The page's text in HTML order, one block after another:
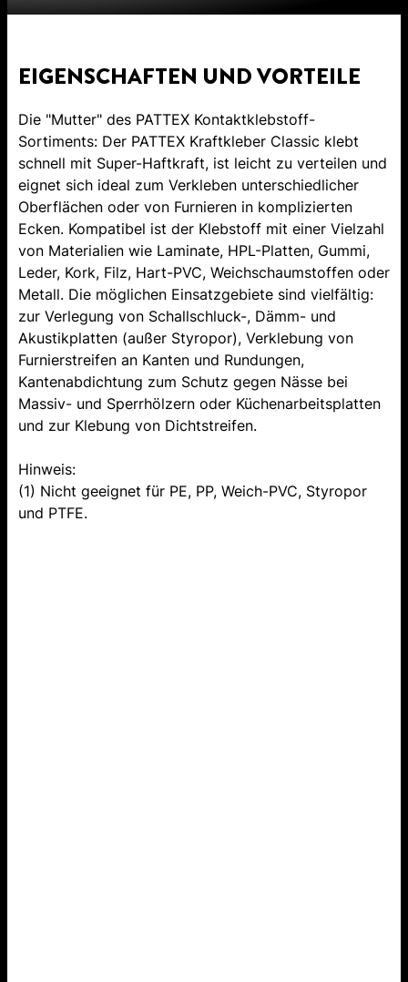
EIGENSCHAFTEN UND VORTEILE
Die "Mutter" des PATTEX Kontaktklebstoff-
Sortiments: Der PATTEX Kraftkleber Classic klebt
schnell mit Super-Haftkraft, ist leicht zu verteilen und
eignet sich ideal zum Verkleben unterschiedlicher
Oberflächen oder von Furnieren in komplizierten
Ecken. Kompatibel ist der Klebstoff mit einer Vielzahl
von Materialien wie Laminate, HPL-Platten, Gummi,
Leder, Kork, Filz, Hart-PVC, Weichschaumstoffen oder
Metall. Die möglichen Einsatzgebiete sind vielfältig:
zur Verlegung von Schallschluck-, Dämm- und
Akustikplatten (außer Styropor), Verklebung von
Furnierstreifen an Kanten und Rundungen,
Kantenabdichtung zum Schutz gegen Nässe bei
Massiv- und Sperrhölzern oder Küchenarbeitsplatten
und zur Klebung von Dichtstreifen.
Hinweis:
(1) Nicht geeignet für PE, PP, Weich-PVC, Styropor
und PTFE.